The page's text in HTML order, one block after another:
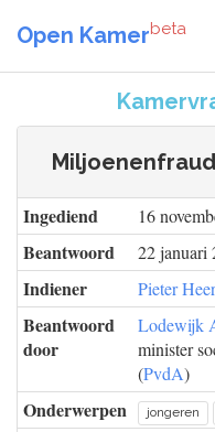
Open Kamerbeta
Ingediend 16
Beantwoord 22 januari
Indiener Pieter
Beantwoord
door
Lodewijk
minister
(PvdA)
Onderwerpen jongeren